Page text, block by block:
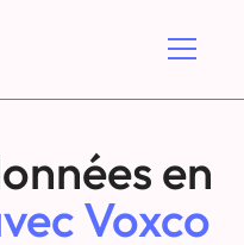
en
Voxco